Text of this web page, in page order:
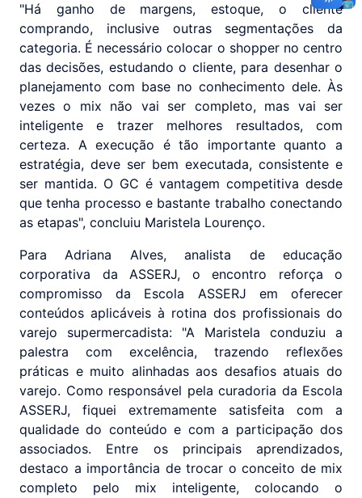
"Há ganho de margens, estoque, o cliente
comprando, inclusive outras segmentações da
categoria. É necessário colocar o shopper no centro
das decisões, estudando o cliente, para desenhar o
planejamento com base no conhecimento dele. Às
vezes o mix não vai ser completo, mas vai ser
inteligente e trazer melhores resultados, com
certeza. A execução é tão importante quanto a
estratégia, deve ser bem executada, consistente e
ser mantida. O GC é vantagem competitiva desde
que tenha processo e bastante trabalho conectando
as etapas", concluiu Maristela Lourenço.
Para Adriana Alves, analista de educação
corporativa da ASSERJ, o encontro reforça o
compromisso da Escola ASSERJ em oferecer
conteúdos aplicáveis à rotina dos profissionais do
varejo supermercadista: "A Maristela conduziu a
palestra com excelência, trazendo reflexões
práticas e muito alinhadas aos desafios atuais do
varejo. Como responsável pela curadoria da Escola
ASSERJ, fiquei extremamente satisfeita com a
qualidade do conteúdo e com a participação dos
associados. Entre os principais aprendizados,
destaco a importância de trocar o conceito de mix
completo pelo mix inteligente, colocando o